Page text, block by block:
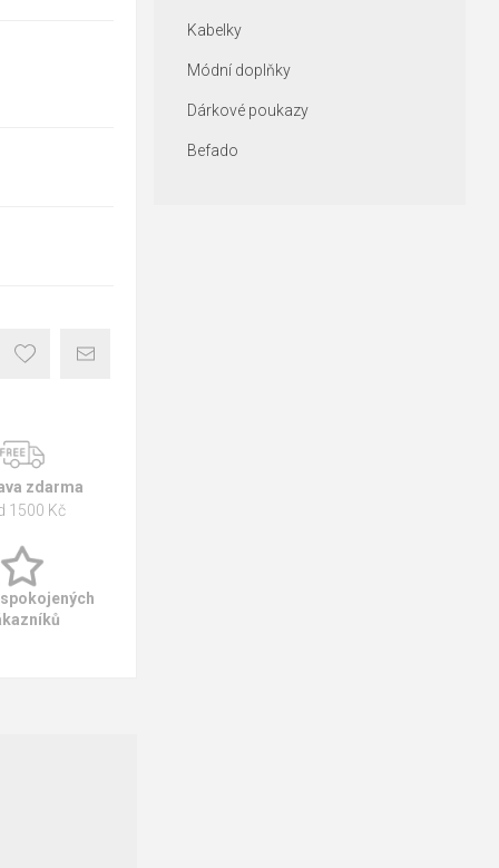
zdarma
1500 Kč
Kabelky
Módní doplňky
Dárkové poukazy
Befado